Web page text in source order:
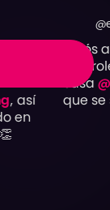
Adiós al
casa@
que se